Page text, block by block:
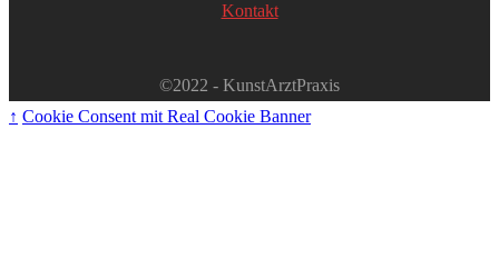
Kontakt
©2022 - KunstArztPraxis
↑ Cookie Consent mit Real Cookie Banner